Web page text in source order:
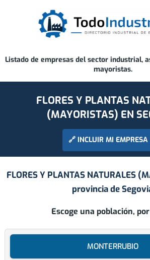
Listado de empresas del sector industrial,
mayoristas.
FLORES Y PLANTAS
(MAYORISTAS) EN
🔗 INCLUIR MI
FLORES Y PLANTAS NATURALES
provincia de
Escoge una población,
MONTERRUBIO